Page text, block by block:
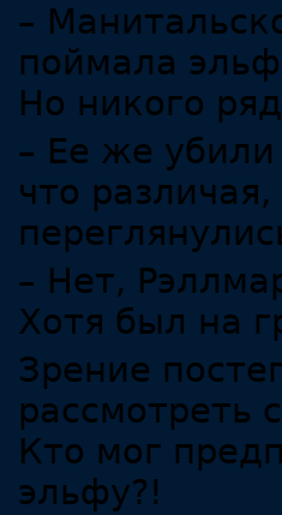
–
поймала
Но никого
– Ее же
что
– Нет,
Хотя был на
Зрение
рассмотреть
Кто мог
эльфу?!